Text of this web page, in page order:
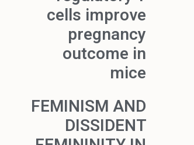
cells improve
pregnancy
outcome in
mice
FEMINISM AND
DISSIDENT